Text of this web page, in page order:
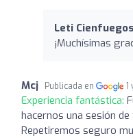
Leti
¡Muchísimas
Mcj Publicada en 1
Experiencia fantástica:
hacernos una sesión
Repetiremos seguro